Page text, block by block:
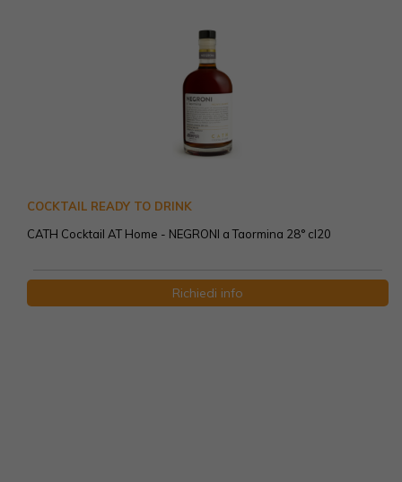
COCKTAIL READY TO DRINK
CATH Cocktail AT Home - NEGRONI a Taormina 28° cl20
Richiedi info